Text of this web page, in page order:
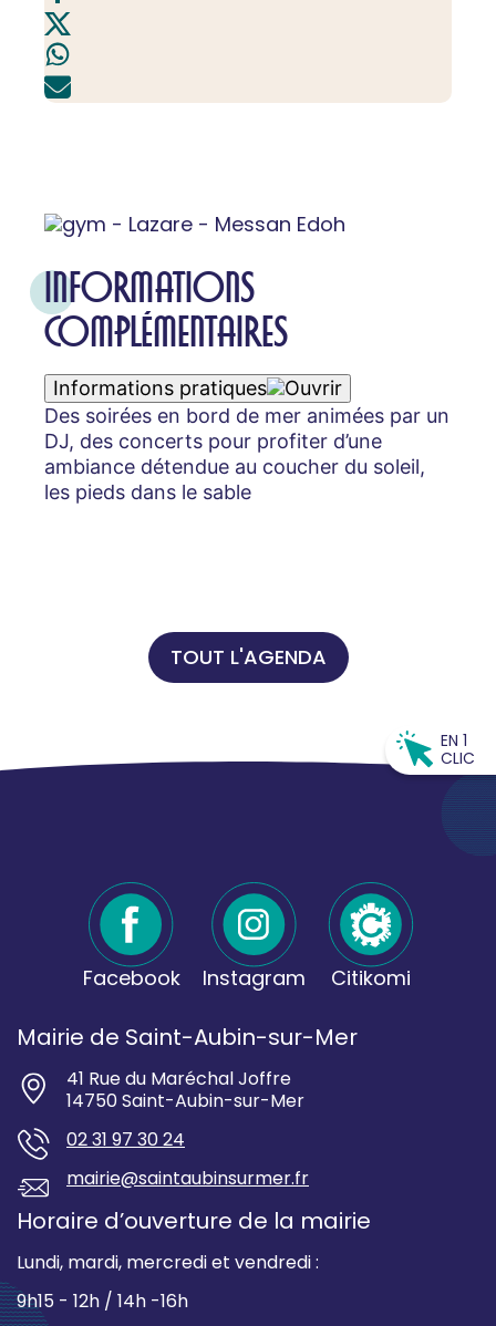
INFORMATIONS
COMPLÉMENTAIRES
Informations pratiques
Des soirées en bord de mer animées par un
DJ, des concerts pour profiter d’une
ambiance détendue au coucher du soleil,
les pieds dans le sable
TOUT L'AGENDA
Facebook Instagram Citikomi
Mairie de Saint-Aubin-sur-Mer
41 Rue du Maréchal Joffre
14750 Saint-Aubin-sur-Mer
02 31 97 30 24
mairie@saintaubinsurmer.fr
Horaire d’ouverture de la mairie
Lundi, mardi, mercredi et vendredi :
9h15 - 12h / 14h -16h
EN 1
CLIC